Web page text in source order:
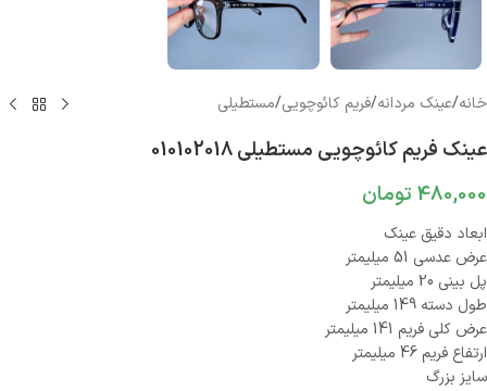
خانه/عینک مردانه/فریم کائوچویی/مستطیلی
عینک فریم کائوچویی مستطیلی 010102018
480,000 تومان
ابعاد دقیق عینک
عرض عدسی 51 میلیمتر
پل بینی 20 میلیمتر
طول دسته 149 میلیمتر
عرض کلی فریم 141 میلیمتر
ارتفاع فریم 46 میلیمتر
سایز بزرگ